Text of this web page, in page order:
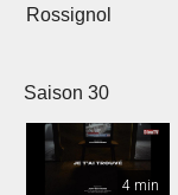
Rossignol
Saison 30
4 min